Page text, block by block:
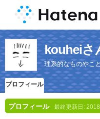
kouheiさ
理系的なものやこ
プロフィール
プロフィール 最終更新日: